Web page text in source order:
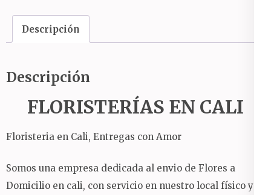
cantidad
Descripción
Descripción
FLORISTERÍAS EN CALI
Floristeria en Cali, Entregas con Amor
Somos una empresa dedicada al envio de Flores a
Domicilio en cali, con servicio en nuestro local físico y